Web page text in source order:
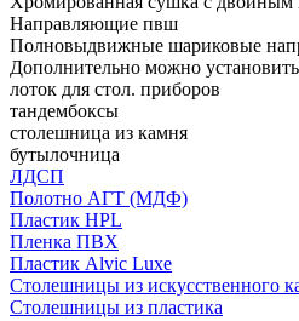
Направляющие пвш
Полновыдвижные шариковые
Дополнительно можно установить
лоток для стол. приборов
тандембоксы
столешница из камня
бутылочница
ЛДСП
Полотно АГТ (МДФ)
Пластик HPL
Пленка ПВХ
Пластик Alvic Luxe
Столешницы из искусственного
Столешницы из пластика